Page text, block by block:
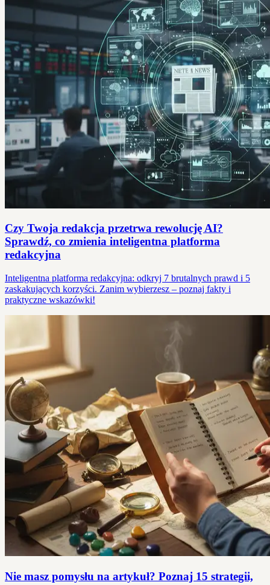
Czy Twoja redakcja przetrwa rewolucję AI?
Sprawdź, co zmienia inteligentna platforma
redakcyjna
Inteligentna platforma redakcyjna: odkryj 7 brutalnych prawd i 5
zaskakujących korzyści. Zanim wybierzesz – poznaj fakty i
praktyczne wskazówki!
Nie masz pomysłu na artykuł? Poznaj 15 strategii,